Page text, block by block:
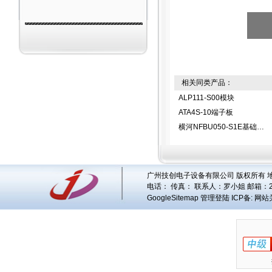
相关同类产品：
ALP111-S00模块
ATA4S-10端子板
横河NFBU050-S1E基础模块
广州技创电子设备有限公司 版权所有
电话： 传真： 联系人： 罗小姐 邮箱：
GoogleSitemap 管理登陆 ICP备: 网站